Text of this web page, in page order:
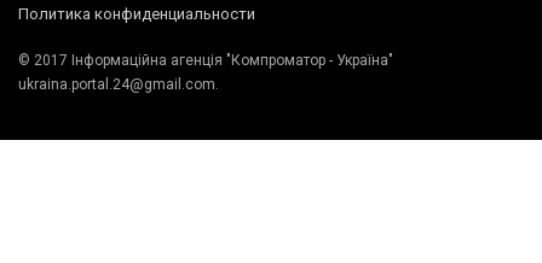
Политика конфиденциальности
© 2017 Інформаційна агенція "Компроматор - Україна"
ukraina.portal.24@gmail.com.